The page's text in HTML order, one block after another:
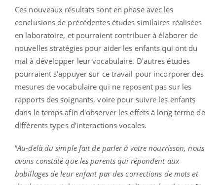
Ces nouveaux résultats sont en phase avec les
conclusions de précédentes études similaires réalisées
en laboratoire, et pourraient contribuer à élaborer de
nouvelles stratégies pour aider les enfants qui ont du
mal à développer leur vocabulaire. D'autres études
pourraient s'appuyer sur ce travail pour incorporer des
mesures de vocabulaire qui ne reposent pas sur les
rapports des soignants, voire pour suivre les enfants
dans le temps afin d'observer les effets à long terme de
différents types d'interactions vocales.
“Au-delà du simple fait de parler à votre nourrisson, nous
avons constaté que les parents qui répondent aux
babillages de leur enfant par des corrections de mots et